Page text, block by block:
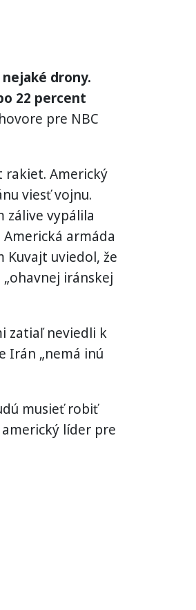
drony.
22 percent
pre NBC
rakiet. Americký
viesť vojnu.
zálive vypálila
armáda
uviedol, že
iránskej
zatiaľ neviedli k
Irán „nemá inú
musieť robiť
líder pre